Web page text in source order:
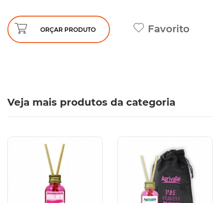
ORÇAR PRODUTO Favorito
Veja mais produtos da categoria